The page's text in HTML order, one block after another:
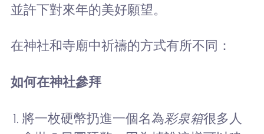
並許下對來年的美好願望。
在神社和寺廟中祈禱的方式有所不同：
如何在神社參拜
將一枚硬幣扔進一個名為彩泉箱很多人